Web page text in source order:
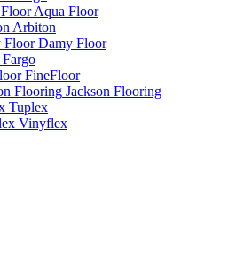
Aqua Floor
Arbiton
Damy Floor
Fargo
FineFloor
Jackson Flooring
Tuplex
Vinyflex